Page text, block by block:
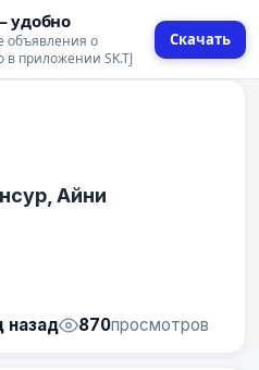
удобно
объявления о
приложении SK.TJ
Скачать
13 фото
Айни
назад 870просмотров